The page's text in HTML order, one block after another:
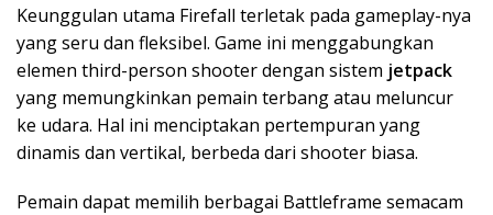
Keunggulan utama Firefall terletak pada gameplay-nya
yang seru dan fleksibel. Game ini menggabungkan
elemen third-person shooter dengan sistem jetpack
yang memungkinkan pemain terbang atau meluncur
ke udara. Hal ini menciptakan pertempuran yang
dinamis dan vertikal, berbeda dari shooter biasa.
Pemain dapat memilih berbagai Battleframe semacam